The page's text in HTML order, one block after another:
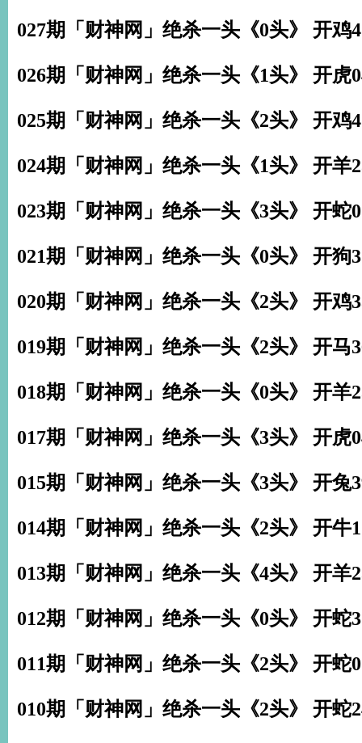
027期「财神网」绝杀一头《0头》 开鸡
026期「财神网」绝杀一头《1头》 开虎
025期「财神网」绝杀一头《2头》 开鸡
024期「财神网」绝杀一头《1头》 开羊
023期「财神网」绝杀一头《3头》 开蛇
021期「财神网」绝杀一头《0头》 开狗
020期「财神网」绝杀一头《2头》 开鸡
019期「财神网」绝杀一头《2头》 开马
018期「财神网」绝杀一头《0头》 开羊
017期「财神网」绝杀一头《3头》 开虎
015期「财神网」绝杀一头《3头》 开兔
014期「财神网」绝杀一头《2头》 开牛
013期「财神网」绝杀一头《4头》 开羊
012期「财神网」绝杀一头《0头》 开蛇
011期「财神网」绝杀一头《2头》 开蛇
010期「财神网」绝杀一头《2头》 开蛇